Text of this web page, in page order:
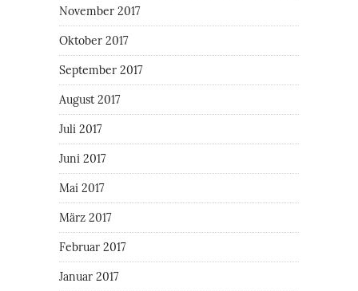
November 2017
Oktober 2017
September 2017
August 2017
Juli 2017
Juni 2017
Mai 2017
März 2017
Februar 2017
Januar 2017